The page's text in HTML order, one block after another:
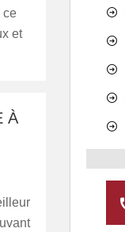
ce
et
À